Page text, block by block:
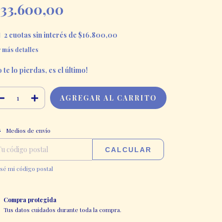
2 cuotas sin interés de $16.800,00
más detalles
te lo pierdas, es el último!
para el CP:
Medios de envío
CALCULAR
mi código postal
Compra protegida
Tus datos cuidados durante toda la compra.